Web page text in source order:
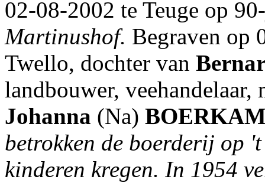
02-08-2002 te Teuge op
Martinushof. Begraven op
Twello, dochter van
landbouwer,
Johanna (Na)
betrokken de boerderij op
kinderen kregen. In 1954